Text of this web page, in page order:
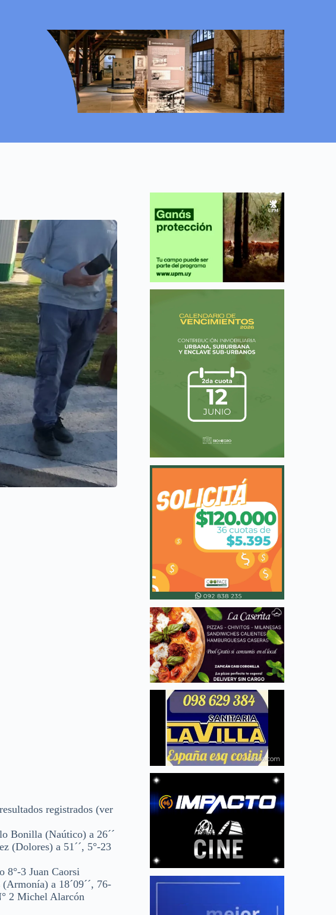
registrados (ver
Bonilla (Naútico) a 26´´
(Dolores) a 51´´, 5°-23
8°-3 Juan Caorsi
a 18´09´´, 76-
2 Michel Alarcón